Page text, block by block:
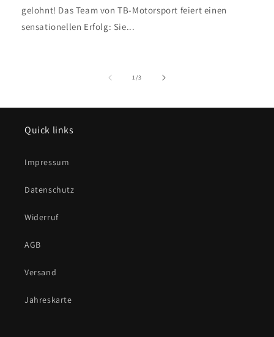
gelohnt! Das Team von TB-Motorsport feiert einen
sensationellen Erfolg: Sie...
1/von
3
Quick links
Impressum
Datenschutz
Widerruf
AGB
Versand
Jahreskarte